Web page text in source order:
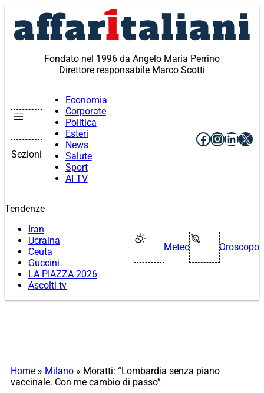
contenuto
Fondato nel 1996 da Angelo Maria Perrino
Direttore responsabile Marco Scotti
Sezioni
Economia
Corporate
Politica
Esteri
News
Salute
Sport
AI TV
Facebook
X
Tendenze
Iran
Ucraina
Ceuta
Guccini
LA PIAZZA 2026
Ascolti tv
Meteo Oroscopo
Home » Milano » Moratti: “Lombardia senza piano
vaccinale. Con me cambio di passo”